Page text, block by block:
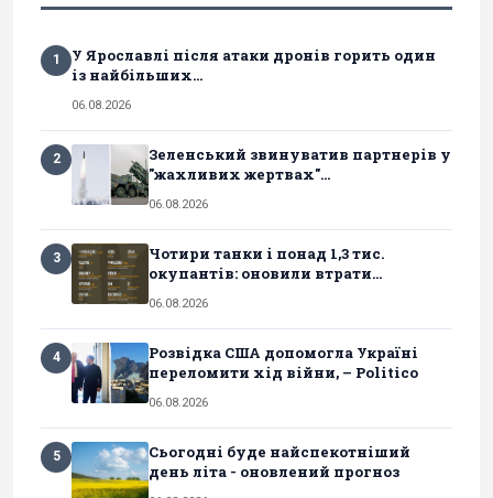
1
У Ярославлі після атаки дронів горить один
із найбільших...
06.08.2026
2
Зеленський звинуватив партнерів у
"жахливих жертвах"...
06.08.2026
3
Чотири танки і понад 1,3 тис.
окупантів: оновили втрати...
06.08.2026
4
Розвідка США допомогла Україні
переломити хід війни, – Politico
06.08.2026
5
Сьогодні буде найспекотніший
день літа - оновлений прогноз